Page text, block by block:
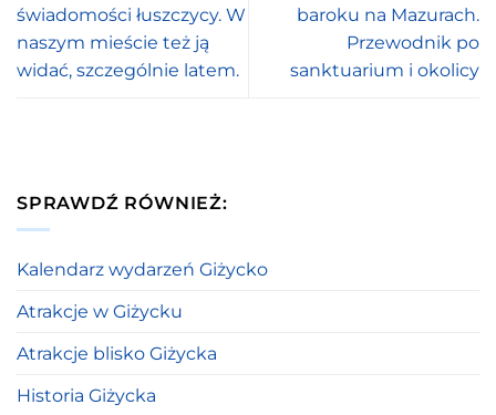
świadomości łuszczycy. W
naszym mieście też ją
widać, szczególnie latem.
baroku na Mazurach.
Przewodnik po
sanktuarium i okolicy
SPRAWDŹ RÓWNIEŻ:
Kalendarz wydarzeń Giżycko
Atrakcje w Giżycku
Atrakcje blisko Giżycka
Historia Giżycka